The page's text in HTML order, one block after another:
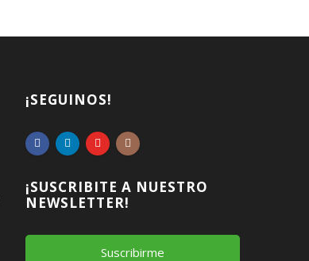
¡SEGUINOS!
¡SUSCRIBITE A NUESTRO
NEWSLETTER!
Suscribirme